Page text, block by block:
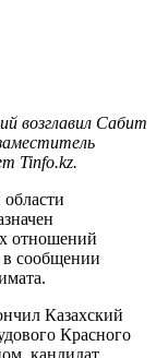
возглавил Сабит
Tinfo.kz.
отношений
сообщении
Казахский
Красного